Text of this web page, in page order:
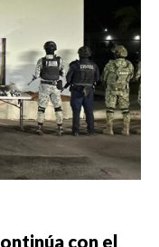
con el